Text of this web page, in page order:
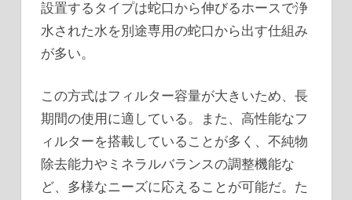
設置するタイプは蛇口から伸びるホースで浄
水された水を別途専用の蛇口から出す仕組み
が多い。
この方式はフィルター容量が大きいため、長
期間の使用に適している。また、高性能なフ
ィルターを搭載していることが多く、不純物
除去能力やミネラルバランスの調整機能な
ど、多様なニーズに応えることが可能だ。た